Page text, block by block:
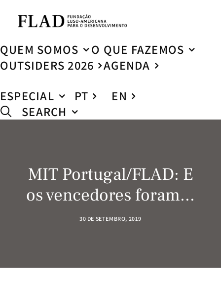
QUEM SOMOS
O QUE FAZEMOS
OUTSIDERS 2026
AGENDA
ESPECIAL
PT
EN
SEARCH
MIT Portugal/FLAD: E
os vencedores foram...
30 DE SETEMBRO, 2019